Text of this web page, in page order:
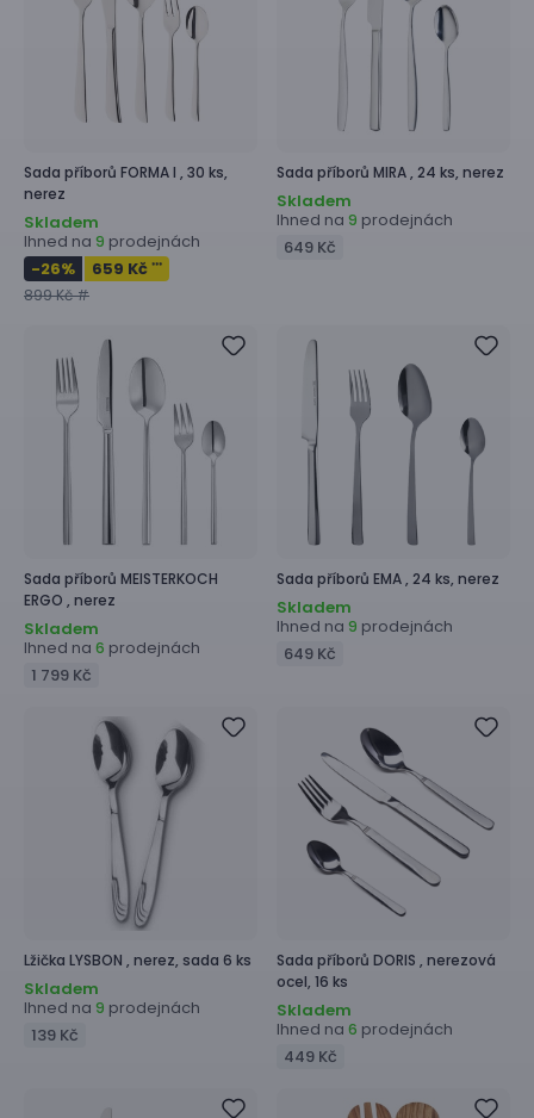
Sada příborů FORMA I , 30 ks,
nerez
Skladem
Ihned na 9 prodejnách
-26% 659 Kč ***
899 Kč #
Sada příborů MIRA , 24 ks, nerez
Skladem
Ihned na 9 prodejnách
649 Kč
Sada příborů MEISTERKOCH
ERGO , nerez
Skladem
Ihned na 6 prodejnách
1 799 Kč
Sada příborů EMA , 24 ks, nerez
Skladem
Ihned na 9 prodejnách
649 Kč
Lžička LYSBON , nerez, sada 6 ks
Skladem
Ihned na 9 prodejnách
139 Kč
Sada příborů DORIS , nerezová
ocel, 16 ks
Skladem
Ihned na 6 prodejnách
449 Kč